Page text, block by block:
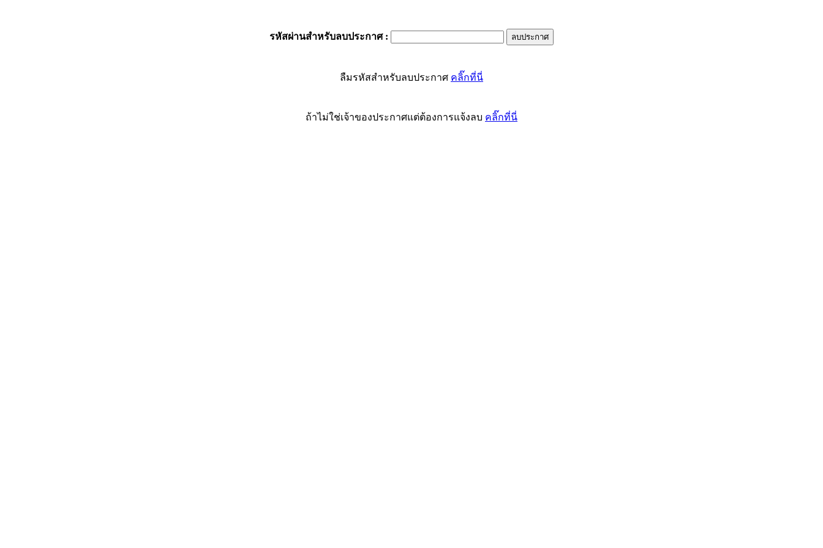
รหัสผ่านสำหรับลบประกาศ:
ลืมรหัสสำหรับลบประกาศ คลิ๊กที่นี่
ถ้าไม่ใช่เจ้าของประกาศแต่ต้องการแจ้งลบ คลิ๊กที่นี่